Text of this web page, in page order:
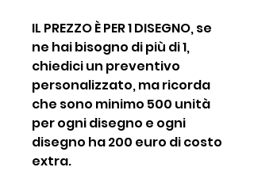
IL PREZZO È PER 1 DISEGNO, se
ne hai bisogno di più di 1,
chiedici un preventivo
personalizzato, ma ricorda
che sono minimo 500 unità
per ogni disegno e ogni
disegno ha 200 euro di costo
extra.